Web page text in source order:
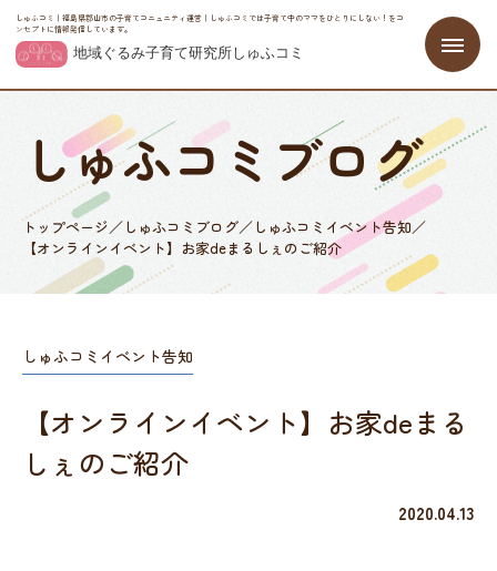
しゅふコミ｜福島県郡山市の子育てコニュニティ運営｜しゅふコミでは子育て中のママをひとりにしない！をコ
ンセプトに情報発信しています。
しゅふコミブログ
トップページ／しゅふコミブログ／しゅふコミイベント告知／
【オンラインイベント】お家deまるしぇのご紹介
しゅふコミイベント告知
【オンラインイベント】お家deまる
しぇのご紹介
2020.04.13